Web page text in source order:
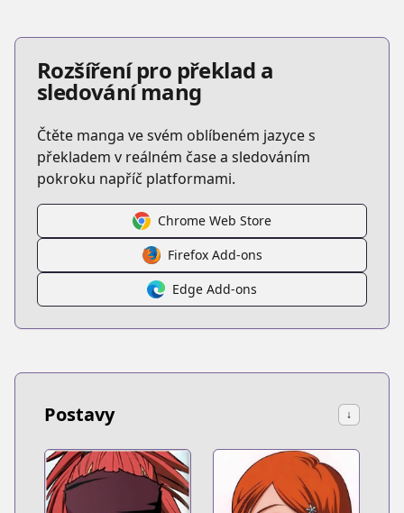
Rozšíření pro překlad a
sledování mang
Čtěte manga ve svém oblíbeném jazyce s
překladem v reálném čase a sledováním
pokroku napříč platformami.
Chrome Web Store
Firefox Add-ons
Edge Add-ons
Postavy ↓